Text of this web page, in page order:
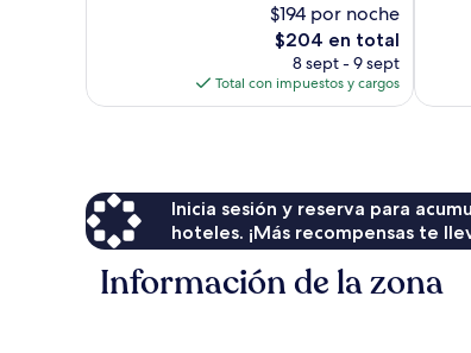
$194 por noche
El
precio
actual
es
$204 en total
8 sept - 9 sept
Total con impuestos y cargos
Inicia sesión y reserva para
hoteles. ¡Más recompensas te
Información de la zona